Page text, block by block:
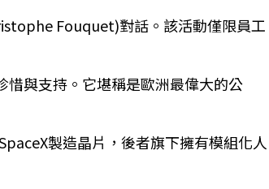
Fouquet)對話。該活動僅限員工
惜與支持。它堪稱是歐洲最偉大的公
製造晶片，後者旗下擁有模組化人